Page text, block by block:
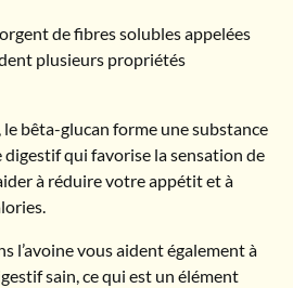
de fibres solubles appelées
plusieurs propriétés
le bêta-glucan forme une substance
qui favorise la sensation de
à réduire votre appétit et à
l’avoine vous aident également à
sain, ce qui est un élément